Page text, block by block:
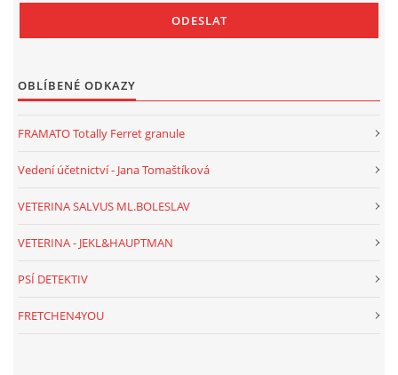
OBLÍBENÉ ODKAZY
FRAMATO Totally Ferret granule
Vedení účetnictví - Jana Tomaštíková
VETERINA SALVUS ML.BOLESLAV
VETERINA - JEKL&HAUPTMAN
PSÍ DETEKTIV
FRETCHEN4YOU